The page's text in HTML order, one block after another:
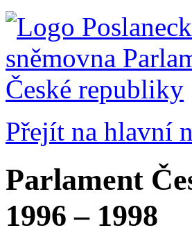
Přejít na hlavní
Parlament
1996 – 1998